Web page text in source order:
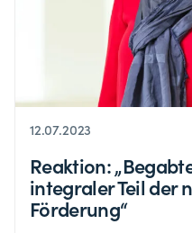
12.07.2023
Reaktion:
integraler Teil der
Förderung“